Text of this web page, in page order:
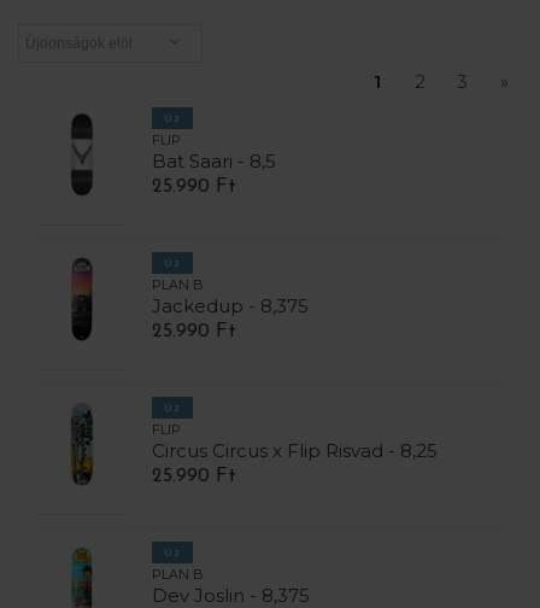
1 2 3 »
ÚJ
FLIP
Bat Saari - 8,5
25.990 Ft
ÚJ
PLAN B
Jackedup - 8,375
25.990 Ft
ÚJ
FLIP
Circus Circus x Flip Risvad - 8,25
25.990 Ft
ÚJ
PLAN B
Dev Joslin - 8,375